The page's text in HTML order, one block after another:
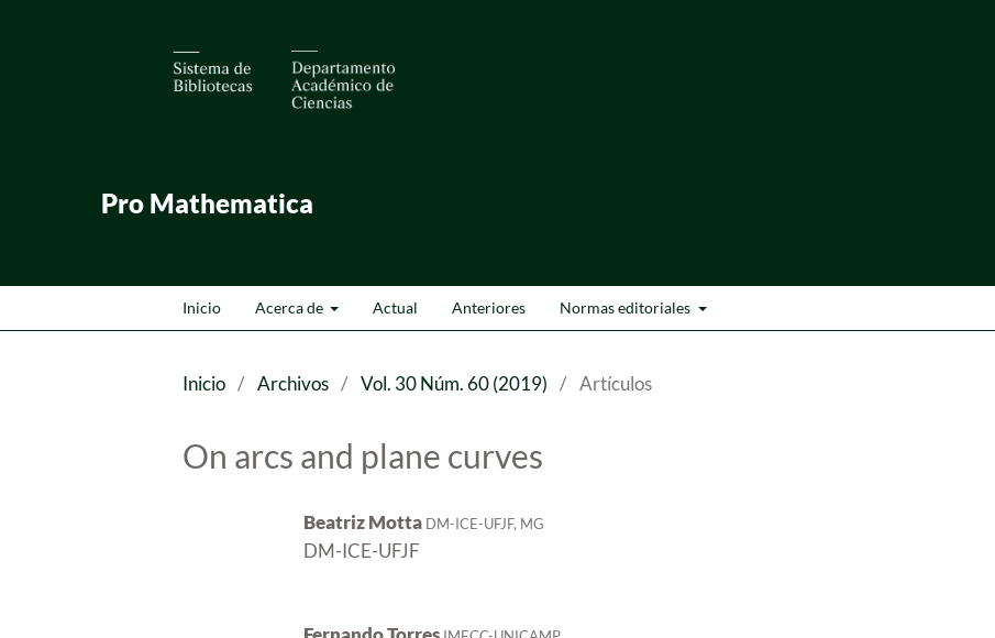
Pro Mathematica
Inicio Acerca de Actual Anteriores Normas editoriales
Inicio / Archivos / Vol. 30 Núm. 60 (2019) / Artículos
On arcs and plane curves
Beatriz Motta DM-ICE-UFJF, MG
DM-ICE-UFJF